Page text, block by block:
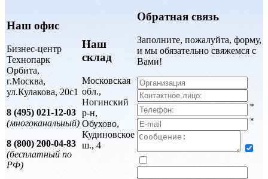
Наш офис
Бизнес-центр
Технопарк
Орбита,
г.Москва,
ул.Кулакова, 20с1
8 (495) 021-12-03
(многоканальный)
8 (800) 200-04-83
(бесплатный по
РФ)
Наш
склад
Московская
обл.,
Ногинский
р-н,
Обухово,
Кудиновское
ш., 4
Обратная связь
Заполните, пожалуйта, форму,
и мы обязательно свяжемся с
Вами!
*
*